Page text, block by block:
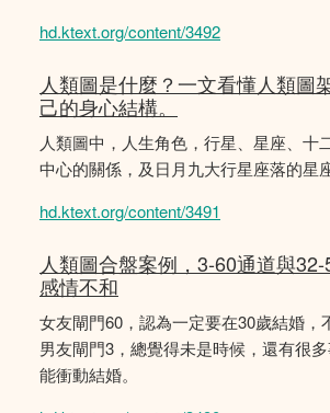
hd.ktext.org/content/3492
人類圖是什麼？一文看懂人類圖
己的身心結構。
人類圖中，人生角色，行星、星座、十
中心的關係，及日月九大行星座落的星座
hd.ktext.org/content/3491
人類圖合盤案例，3-60通道與
感情不和
女友閘門60，認為一定要在30歲結婚，
男友閘門3，總覺得未是時候，還有很
能衝動結婚。